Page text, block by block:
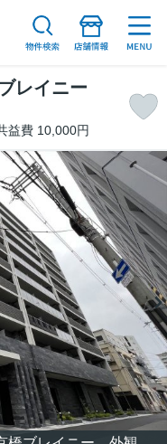
レイニー
益費 10,000円